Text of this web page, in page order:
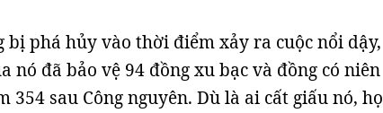
bị phá hủy vào thời điểm xảy ra cuộc nổi dậy,
nó đã bảo vệ 94 đồng xu bạc và đồng có niên
354 sau Công nguyên. Dù là ai cất giấu nó, họ